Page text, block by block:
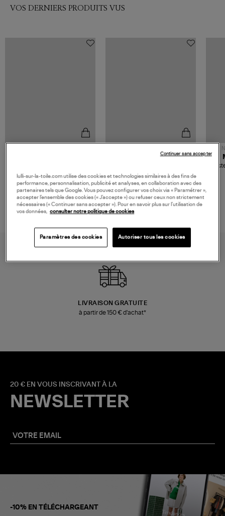
VOS DERNIERS PRODUITS VUS
480,00 €
Champagne
189,00 €
TORAL
Mousse
LIVRAISON GRATUITE
à partir de 150 € d'achat*
20 € EN VOUS INSCRIVANT À LA
NEWSLETTER
-10% EN TÉLÉCHARGEANT
lulli-sur-la-toile.com utilise des cookies et technologies similaires à des fins de
performance, personnalisation, publicité et analyses, en collaboration avec des
partenaires tels que Google. Vous pouvez configurer vos choix via « Paramétrer »,
accepter l’ensemble des cookies (« J’accepte ») ou refuser ceux non strictement
nécessaires (« Continuer sans accepter »). Pour en savoir plus sur l’utilisation de
vos données, consulter notre politique de cookies
Paramètres des cookies Autoriser tous les cookies
Continuer sans accepter